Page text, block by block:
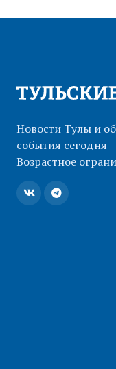
Новости Тулы и
события сегодня
Возрастное